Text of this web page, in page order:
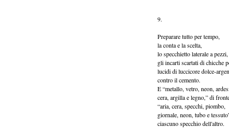
9.
Preparare tutto per tempo,
la conta e la scelta,
lo specchietto laterale a
gli incarti scartati di chicche
lucidi di luccicore dolce-
contro il cemento.
E “metallo, vetro, neon,
cera, argilla e legno,” di
“aria, cera, specchi, piombo,
giornale, neon, tubo e
ciascuno specchio dell'altro.